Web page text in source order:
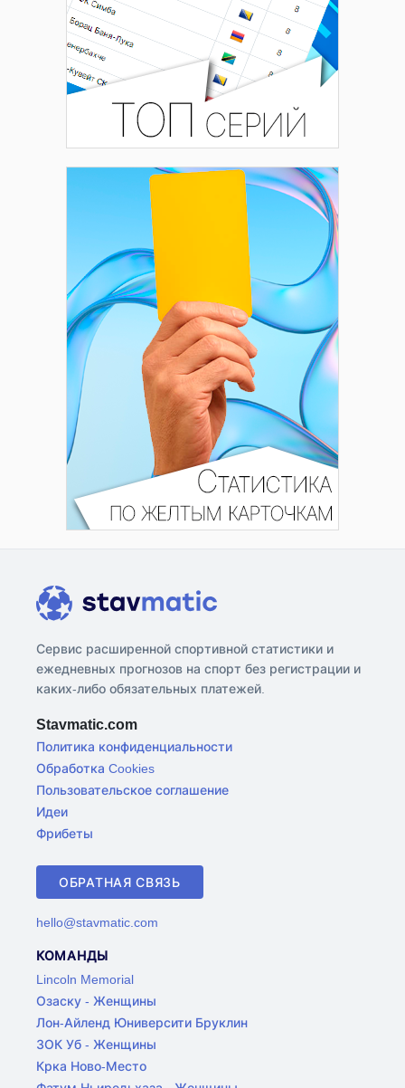
Сервис расширенной спортивной статистики и
ежедневных прогнозов на спорт без регистрации и
каких-либо обязательных платежей.
Stavmatic.com
Политика конфиденциальности
Обработка Cookies
Пользовательское соглашение
Идеи
Фрибеты
ОБРАТНАЯ СВЯЗЬ
hello@stavmatic.com
КОМАНДЫ
Lincoln Memorial
Озаску - Женщины
Лон-Айленд Юниверсити Бруклин
ЗОК Уб - Женщины
Крка Ново-Место